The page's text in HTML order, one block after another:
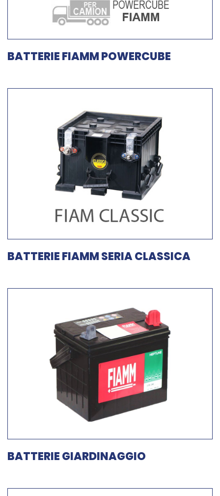
BATTERIE FIAMM POWERCUBE
BATTERIE FIAMM SERIA CLASSICA
BATTERIE GIARDINAGGIO